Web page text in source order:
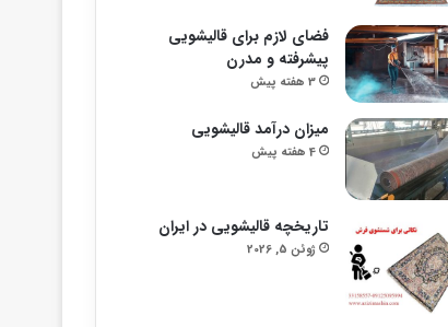
فضای لازم برای قالیشویی
پیشرفته و مدرن
3 هفته پیش
میزان درآمد قالیشویی
4 هفته پیش
تاریخچه قالیشویی در ایران
ژوئن 5, 2026